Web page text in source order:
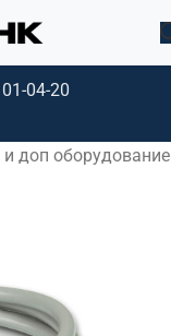
04-20
доп оборудование